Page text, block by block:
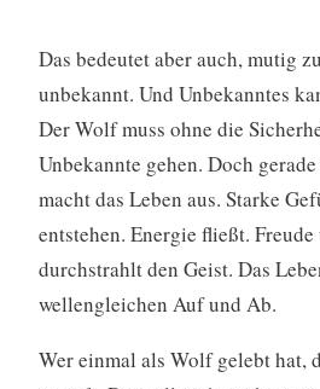
Das bedeutet aber auch, mutig
unbekannt. Und Unbekanntes
Der Wolf muss ohne die
Unbekannte gehen. Doch
macht das Leben aus. Starke
entstehen. Energie fließt.
durchstrahlt den Geist. Das
wellengleichen Auf und Ab.
Wer einmal als Wolf gelebt hat,